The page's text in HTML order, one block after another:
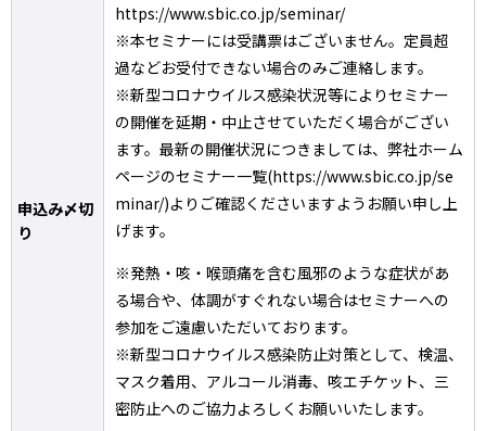
申込み〆切
り
https://www.sbic.co.jp/seminar/
※本セミナーには受講票はございません。定員超
過などお受付できない場合のみご連絡します。
※新型コロナウイルス感染状況等によりセミナー
の開催を延期・中止させていただく場合がござい
ます。最新の開催状況につきましては、弊社ホーム
ページのセミナー一覧(https://www.sbic.co.jp/se
minar/)よりご確認くださいますようお願い申し上
げます。
※発熱・咳・喉頭痛を含む風邪のような症状があ
る場合や、体調がすぐれない場合はセミナーへの
参加をご遠慮いただいております。
※新型コロナウイルス感染防止対策として、検温、
マスク着用、アルコール消毒、咳エチケット、三
密防止へのご協力よろしくお願いいたします。